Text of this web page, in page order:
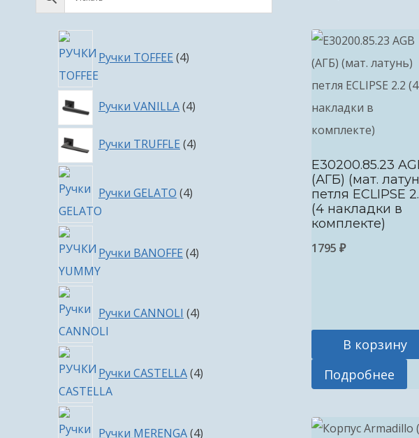
E30200.85.23
(АГБ) (мат.
петля ECLIPSE
(4 накладки в
комплекте)
1795 ₽
В корзину
Подробнее
Ручки TOFFEE 4товара
Ручки VANILLA 44
Ручки TRUFFLE 44
Ручки GELATO 4товара
Ручки BANOFFE 4товара
Ручки CANNOLI 4товара
Ручки CASTELLA 4товара
Ручки MERENGA 4